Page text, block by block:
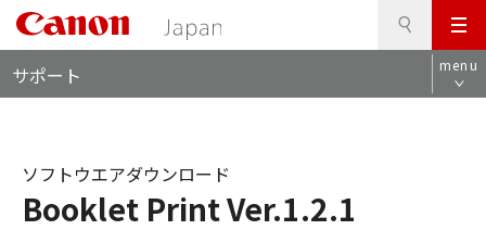
メ
ニ
ュ
サポート menu
Booklet Print Ver.1.2.1
ソフトウエアダウンロード